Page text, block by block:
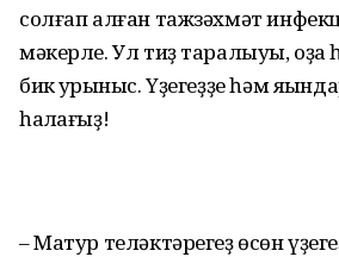
солғап алған тажзәхмәт
мәкерле. Ул тиҙ таралыуы, оҙаҡ
бик ҡурҡыныс. Үҙегеҙҙе һәм
һаҡлағыҙ!
– Матур теләктәрегеҙ өсөн